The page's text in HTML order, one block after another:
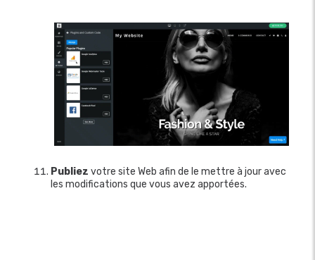
Publiez votre site Web afin de le mettre à jour avec
les modifications que vous avez apportées.